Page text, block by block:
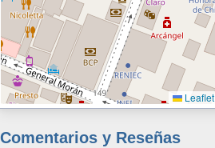
Leaflet
Comentarios y Reseñas